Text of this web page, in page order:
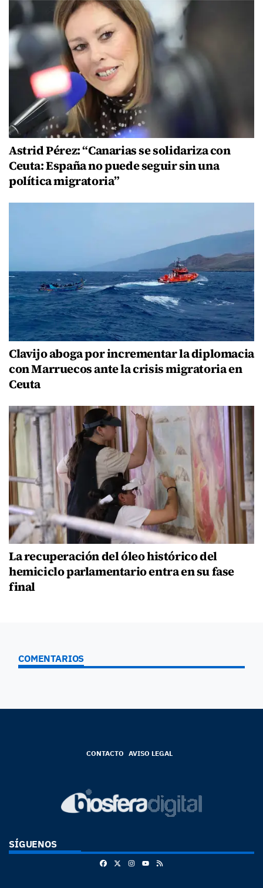
Astrid Pérez: “Canarias se solidariza con
Ceuta: España no puede seguir sin una
política migratoria”
Clavijo aboga por incrementar la diplomacia
con Marruecos ante la crisis migratoria en
Ceuta
La recuperación del óleo histórico del
hemiciclo parlamentario entra en su fase
final
COMENTARIOS
CONTACTO AVISO LEGAL
SÍGUENOS
FacebookInstagram